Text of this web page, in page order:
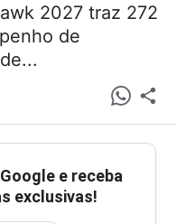
2027 traz 272
de
e receba
exclusivas!